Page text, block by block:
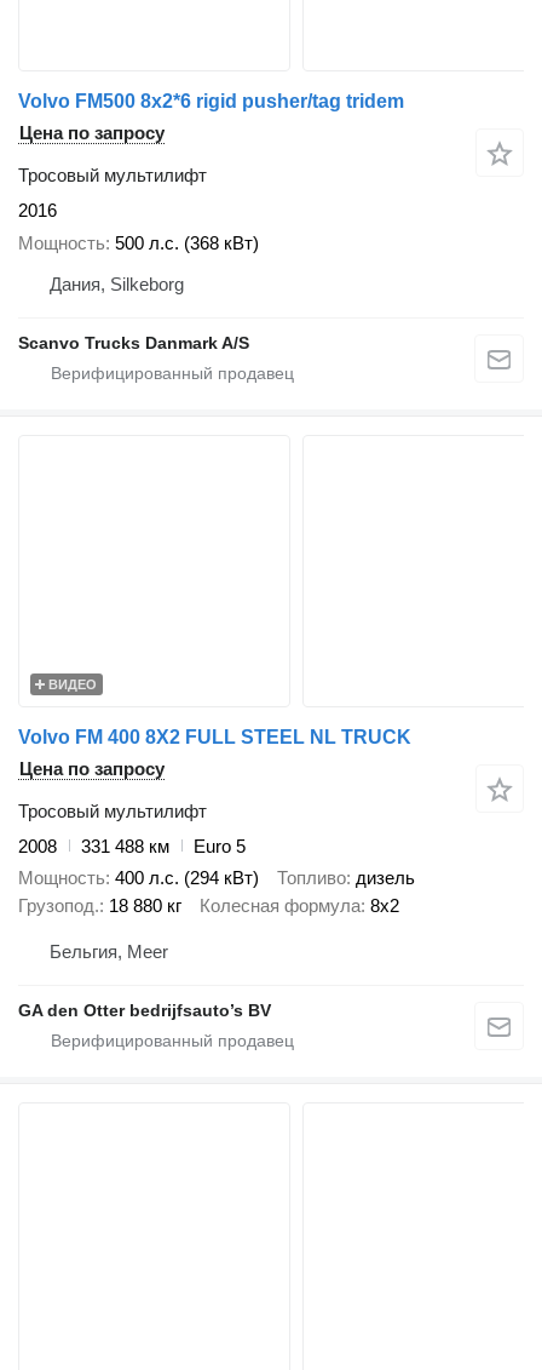
Volvo FM500 8x2*6 rigid pusher/tag tridem
Цена по запросу
Тросовый мультилифт
2016
Мощность 500 л.с. (368 кВт)
Дания, Silkeborg
Scanvo Trucks Danmark A/S
ВИДЕО
Volvo FM 400 8X2 FULL STEEL NL TRUCK
Цена по запросу
Тросовый мультилифт
2008
331 488 км
Euro 5
Мощность 400 л.с. (294 кВт) Топливо дизель
Грузопод. 18 880 кг Колесная формула 8x2
Бельгия, Meer
GA den Otter bedrijfsauto’s BV